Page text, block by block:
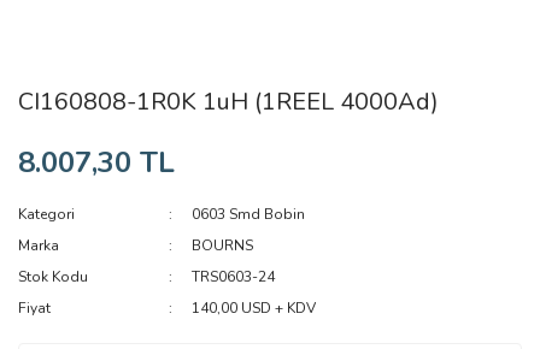
CI160808-1R0K 1uH (1REEL 4000Ad)
8.007,30 TL
Kategori
0603 Smd Bobin
Marka
BOURNS
Stok Kodu
TRS0603-24
Fiyat
140,00 USD + KDV